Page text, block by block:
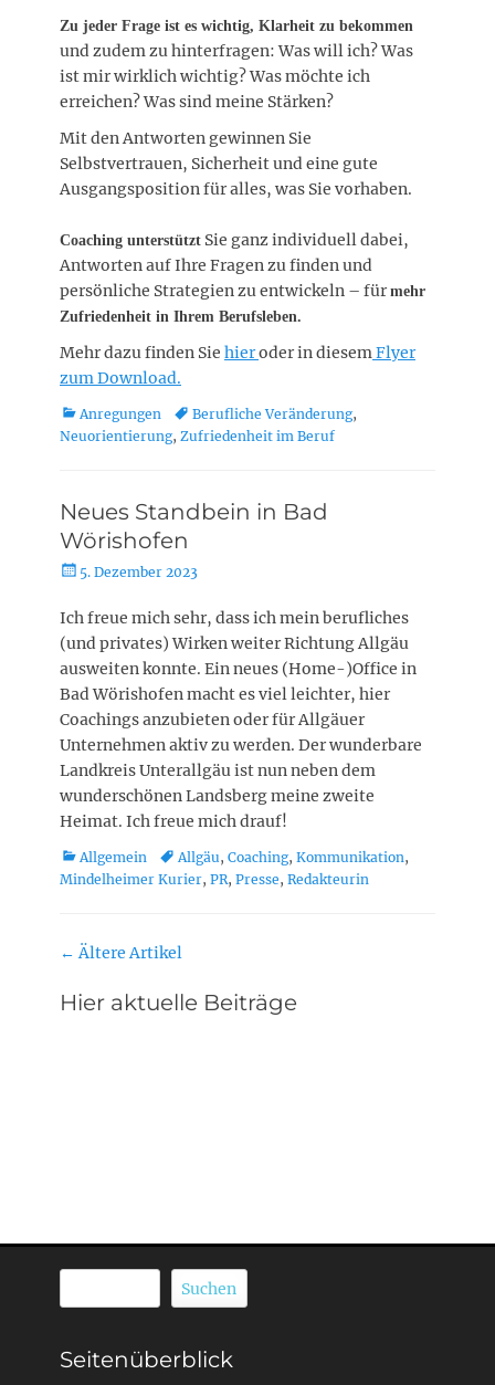
Zu jeder Frage ist es wichtig, Klarheit zu bekommen
und zudem zu hinterfragen: Was will ich? Was
ist mir wirklich wichtig? Was möchte ich
erreichen? Was sind meine Stärken?
Mit den Antworten gewinnen Sie
Selbstvertrauen, Sicherheit und eine gute
Ausgangsposition für alles, was Sie vorhaben.
Coaching unterstützt Sie ganz individuell dabei,
Antworten auf Ihre Fragen zu finden und
persönliche Strategien zu entwickeln – für mehr
Zufriedenheit in Ihrem Berufsleben.
Mehr dazu finden Sie hieroder in diesemFlyer
zum Download.
Kategorien
Anregungen Schlagworte
Berufliche Veränderung,
Neuorientierung, Zufriedenheit im Beruf
Neues Standbein in Bad
Wörishofen
Posted5. Dezember 2023
Ich freue mich sehr, dass ich mein berufliches
(und privates) Wirken weiter Richtung Allgäu
ausweiten konnte. Ein neues (Home-)Office in
Bad Wörishofen macht es viel leichter, hier
Coachings anzubieten oder für Allgäuer
Unternehmen aktiv zu werden. Der wunderbare
Landkreis Unterallgäu ist nun neben dem
wunderschönen Landsberg meine zweite
Heimat. Ich freue mich drauf!
Kategorien
Allgemein Schlagworte
Allgäu, Coaching, Kommunikation,
Mindelheimer Kurier, PR, Presse, Redakteurin
Beitragsnavigation
← Ältere Artikel
Hier aktuelle Beiträge
Suchen
Seitenüberblick